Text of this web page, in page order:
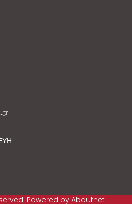
Powered by Aboutnet